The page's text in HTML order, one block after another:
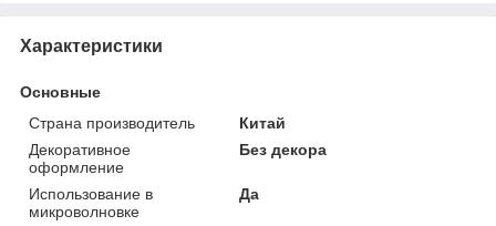
Характеристики
Основные
Страна производитель
Китай
Декоративное
оформление
Без декора
Использование в
микроволновке
Да